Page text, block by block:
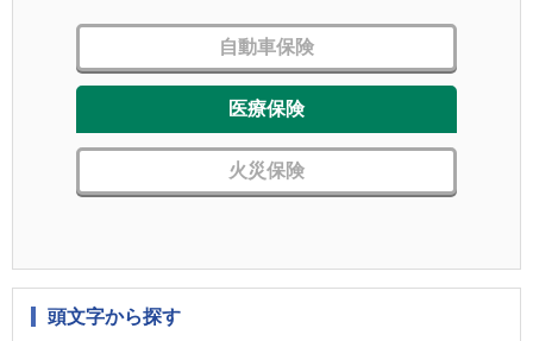
自動車保険
医療保険
火災保険
頭文字から探す